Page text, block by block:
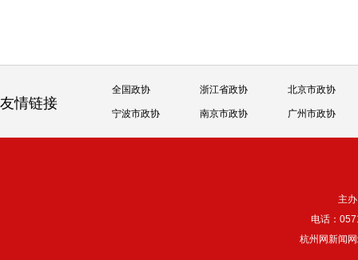
友情链接
全国政协 浙江省政协 北京市政协
宁波市政协 南京市政协 广州市政协
主
电话：
杭州网新闻